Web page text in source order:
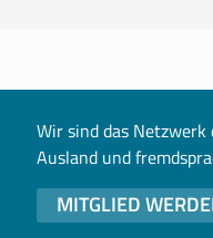
Wir sind das
Ausland und
MITGLIED